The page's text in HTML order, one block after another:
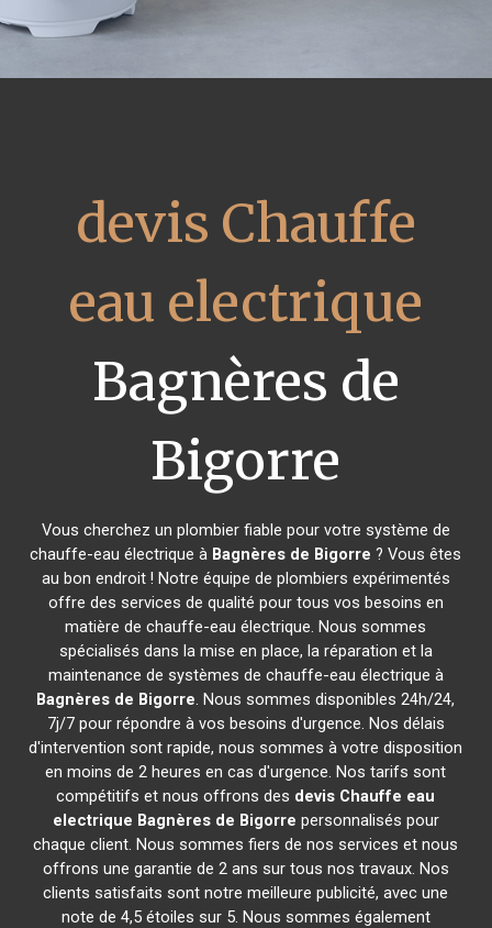
devis Chauffe
eau electrique
Bagnères de
Bigorre
Vous cherchez un plombier fiable pour votre système de
chauffe-eau électrique à Bagnères de Bigorre ? Vous êtes
au bon endroit ! Notre équipe de plombiers expérimentés
offre des services de qualité pour tous vos besoins en
matière de chauffe-eau électrique. Nous sommes
spécialisés dans la mise en place, la réparation et la
maintenance de systèmes de chauffe-eau électrique à
Bagnères de Bigorre. Nous sommes disponibles 24h/24,
7j/7 pour répondre à vos besoins d'urgence. Nos délais
d'intervention sont rapide, nous sommes à votre disposition
en moins de 2 heures en cas d'urgence. Nos tarifs sont
compétitifs et nous offrons des devis Chauffe eau
electrique Bagnères de Bigorre personnalisés pour
chaque client. Nous sommes fiers de nos services et nous
offrons une garantie de 2 ans sur tous nos travaux. Nos
clients satisfaits sont notre meilleure publicité, avec une
note de 4,5 étoiles sur 5. Nous sommes également